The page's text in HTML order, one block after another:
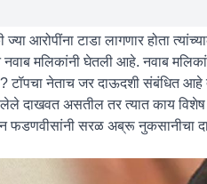
आरोपींना टाडा लागणार होता
नवाब मलिकांनी घेतली आहे. नवाब
नेताच जर दाऊदशी संबंधित आहे
दाखवत असतील तर त्यात काय
सरळ अब्रू नुकसानीचा